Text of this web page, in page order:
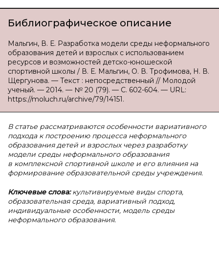
Библиографическое описание
Мальгин, В. Е. Разработка модели среды неформального
образования детей и взрослых с использованием
ресурсов и возможностей детско-юношеской
спортивной школы / В. Е. Мальгин, О. В. Трофимова, Н. В.
Щергунова. — Текст : непосредственный // Молодой
ученый. — 2014. — № 20 (79). — С. 602-604. — URL:
https://moluch.ru/archive/79/14151.
В статье рассматриваются особенности вариативного
подхода к построению процесса неформального
образования детей и взрослых через разработку
модели среды неформального образования
в комплексной спортивной школе и его влияния на
формирование образовательной среды учреждения.
Ключевые слова: культивируемые виды спорта,
образовательная среда, вариативный подход,
индивидуальные особенности, модель среды
неформального образования.